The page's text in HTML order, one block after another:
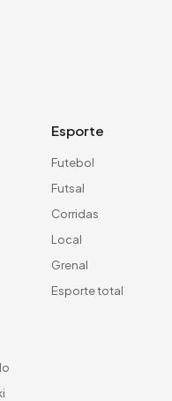
Esporte
Futebol
Futsal
Corridas
Local
Grenal
Esporte total